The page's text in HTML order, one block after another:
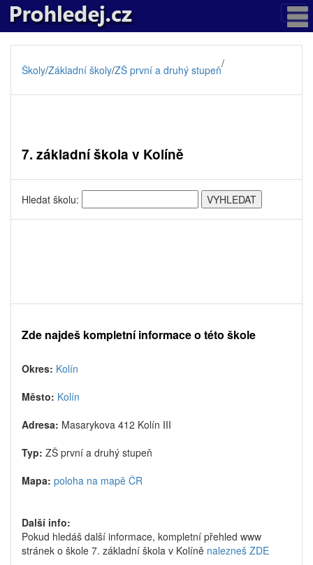
Školy/Základní školy/ZŠ první a druhý stupeň/
7. základní škola v Kolíně
Hledat školu:
Zde najdeš kompletní informace o této škole
Okres: Kolín
Město: Kolín
Adresa: Masarykova 412 Kolín III
Typ: ZŠ první a druhý stupeň
Mapa: poloha na mapě ČR
Další info:
Pokud hledáš další informace, kompletní přehled www
stránek o škole 7. základní škola v Kolíně nalezneš ZDE